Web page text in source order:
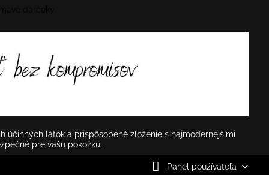
účinných látok a prispôsobené zloženie s najmodernejšími
pre vašu pokožku.
Panel používateľa